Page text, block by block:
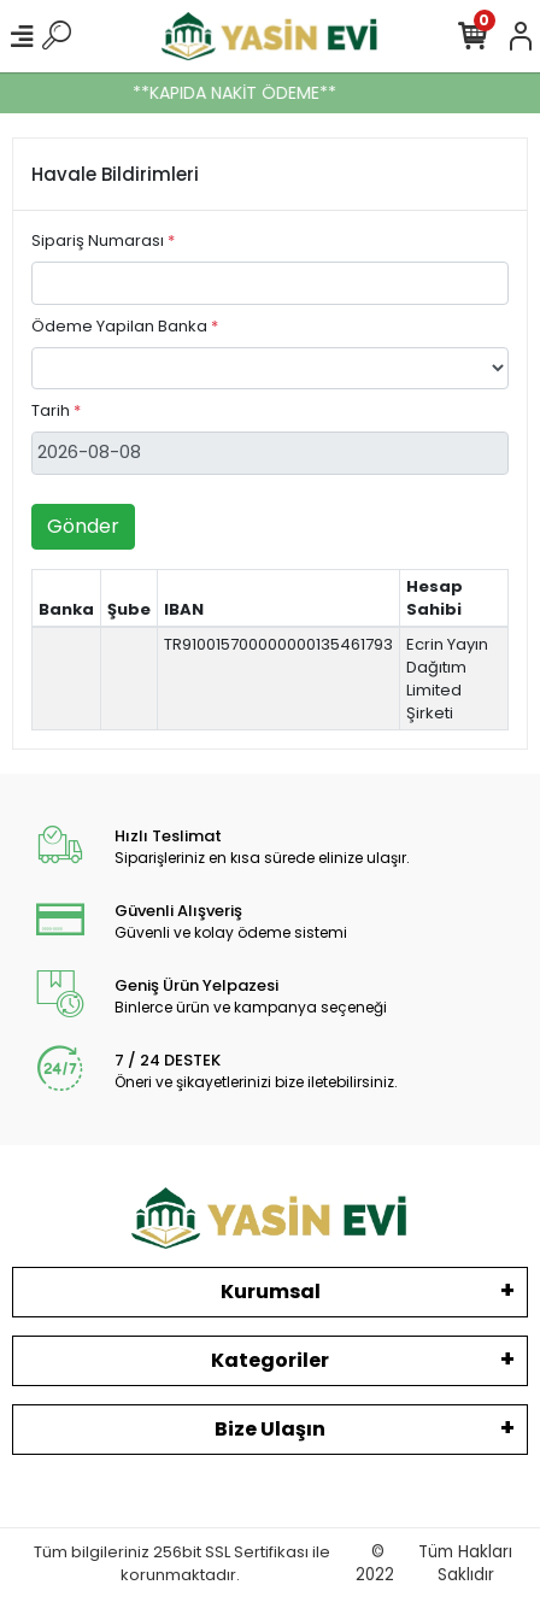
**KAPIDA NAKİT ÖDEME**
0
Havale Bildirimleri
Sipariş Numarası *
Ödeme Yapilan Banka *
Tarih *
Gönder
Banka Şube IBAN
Hesap
Sahibi
TR910015700000000135461793
Ecrin Yayın
Dağıtım
Limited
Şirketi
Hızlı Teslimat
Siparişleriniz en kısa sürede elinize ulaşır.
Güvenli Alışveriş
Güvenli ve kolay ödeme sistemi
Geniş Ürün Yelpazesi
Binlerce ürün ve kampanya seçeneği
7 / 24 DESTEK
Öneri ve şikayetlerinizi bize iletebilirsiniz.
Kurumsal
Kategoriler
Bize Ulaşın
Tüm bilgileriniz 256bit SSL Sertifikası ile
korunmaktadır.
©
2022
Tüm Hakları
Saklıdır